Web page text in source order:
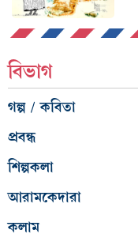
বিভাগ
গল্প / কবিতা
প্রবন্ধ
শিল্পকলা
আরামকেদারা
কলাম